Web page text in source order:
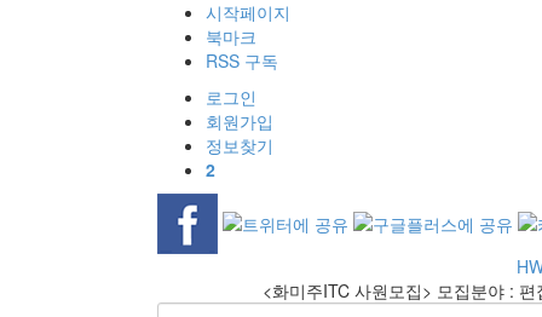
시작페이지
북마크
RSS 구독
로그인
회원가입
정보찾기
2
<화미주ITC 사원모집> 모집분야 :